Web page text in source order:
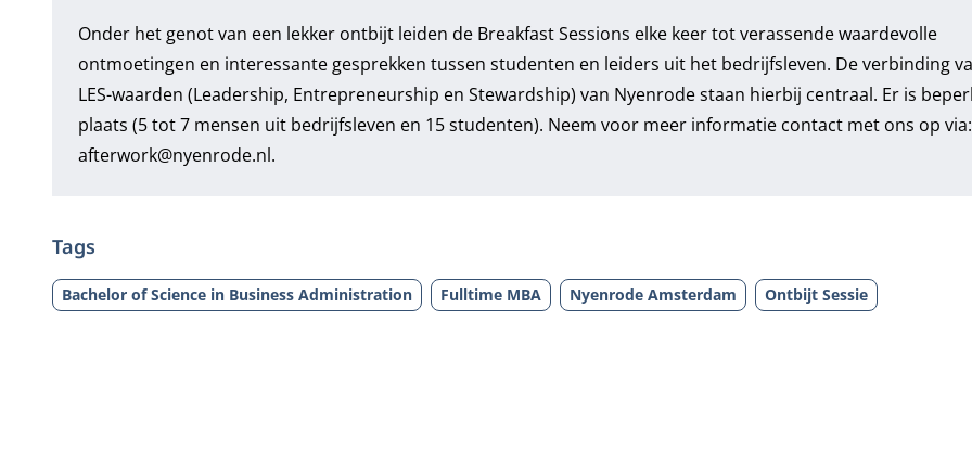
Onder het genot van een lekker ontbijt leiden de Breakfast Sessions elke keer tot verassende waardevolle
ontmoetingen en interessante gesprekken tussen studenten en leiders uit het bedrijfsleven. De verbinding
LES-waarden (Leadership, Entrepreneurship en Stewardship) van Nyenrode staan hierbij centraal. Er is
plaats (5 tot 7 mensen uit bedrijfsleven en 15 studenten). Neem voor meer informatie contact met ons op via:
afterwork@nyenrode.nl.
Tags
Bachelor of Science in Business Administration Fulltime MBA Nyenrode Amsterdam Ontbijt Sessie